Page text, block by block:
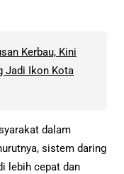
Kerbau, Kini
Jadi Ikon Kota
dalam
sistem daring
lebih cepat dan